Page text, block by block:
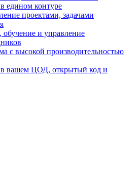
едином контуре
проектами, задачами
и управление
с высокой производительностью
вашем ЦОД, открытый код и